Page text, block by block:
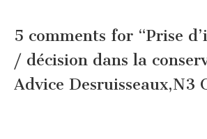
5 comments for “Prise
/ décision dans la
Advice Desruisseaux,N3